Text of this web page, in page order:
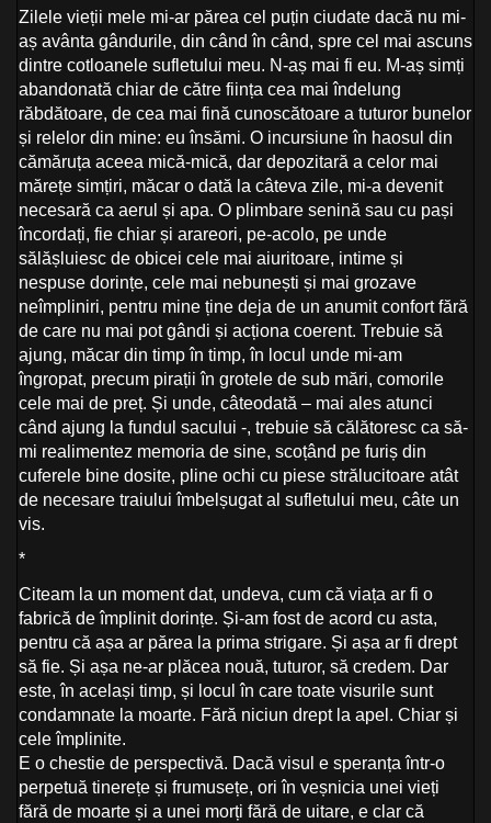
Zilele vieții mele mi-ar părea cel puțin ciudate dacă nu mi-
aș avânta gândurile, din când în când, spre cel mai ascuns
dintre cotloanele sufletului meu. N-aș mai fi eu. M-aș simți
abandonată chiar de către ființa cea mai îndelung
răbdătoare, de cea mai fină cunoscătoare a tuturor bunelor
și relelor din mine: eu însămi. O incursiune în haosul din
cămăruța aceea mică-mică, dar depozitară a celor mai
mărețe simțiri, măcar o dată la câteva zile, mi-a devenit
necesară ca aerul și apa. O plimbare senină sau cu pași
încordați, fie chiar și arareori, pe-acolo, pe unde
sălășluiesc de obicei cele mai aiuritoare, intime și
nespuse dorințe, cele mai nebunești și mai grozave
neîmpliniri, pentru mine ține deja de un anumit confort fără
de care nu mai pot gândi și acționa coerent. Trebuie să
ajung, măcar din timp în timp, în locul unde mi-am
îngropat, precum pirații în grotele de sub mări, comorile
cele mai de preț. Și unde, câteodată – mai ales atunci
când ajung la fundul sacului -, trebuie să călătoresc ca să-
mi realimentez memoria de sine, scoțând pe furiș din
cuferele bine dosite, pline ochi cu piese strălucitoare atât
de necesare traiului îmbelșugat al sufletului meu, câte un
vis.
*
Citeam la un moment dat, undeva, cum că viața ar fi o
fabrică de împlinit dorințe. Și-am fost de acord cu asta,
pentru că așa ar părea la prima strigare. Și așa ar fi drept
să fie. Și așa ne-ar plăcea nouă, tuturor, să credem. Dar
este, în același timp, și locul în care toate visurile sunt
condamnate la moarte. Fără niciun drept la apel. Chiar și
cele împlinite.
E o chestie de perspectivă. Dacă visul e speranța într-o
perpetuă tinerețe și frumusețe, ori în veșnicia unei vieți
fără de moarte și a unei morți fără de uitare, e clar că